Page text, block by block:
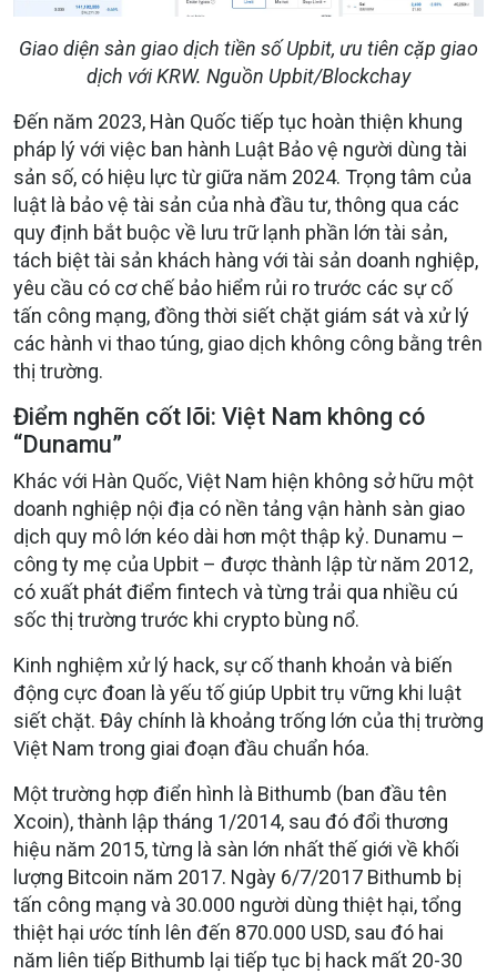
Giao diện sàn giao dịch tiền số Upbit, ưu tiên cặp giao
dịch với KRW. Nguồn Upbit/Blockchay
Đến năm 2023, Hàn Quốc tiếp tục hoàn thiện khung
pháp lý với việc ban hành Luật Bảo vệ người dùng tài
sản số, có hiệu lực từ giữa năm 2024. Trọng tâm của
luật là bảo vệ tài sản của nhà đầu tư, thông qua các
quy định bắt buộc về lưu trữ lạnh phần lớn tài sản,
tách biệt tài sản khách hàng với tài sản doanh nghiệp,
yêu cầu có cơ chế bảo hiểm rủi ro trước các sự cố
tấn công mạng, đồng thời siết chặt giám sát và xử lý
các hành vi thao túng, giao dịch không công bằng trên
thị trường.
Điểm nghẽn cốt lõi: Việt Nam không có
“Dunamu”
Khác với Hàn Quốc, Việt Nam hiện không sở hữu một
doanh nghiệp nội địa có nền tảng vận hành sàn giao
dịch quy mô lớn kéo dài hơn một thập kỷ. Dunamu –
công ty mẹ của Upbit – được thành lập từ năm 2012,
có xuất phát điểm fintech và từng trải qua nhiều cú
sốc thị trường trước khi crypto bùng nổ.
Kinh nghiệm xử lý hack, sự cố thanh khoản và biến
động cực đoan là yếu tố giúp Upbit trụ vững khi luật
siết chặt. Đây chính là khoảng trống lớn của thị trường
Việt Nam trong giai đoạn đầu chuẩn hóa.
Một trường hợp điển hình là Bithumb (ban đầu tên
Xcoin), thành lập tháng 1/2014, sau đó đổi thương
hiệu năm 2015, từng là sàn lớn nhất thế giới về khối
lượng Bitcoin năm 2017. Ngày 6/7/2017 Bithumb bị
tấn công mạng và 30.000 người dùng thiệt hại, tổng
thiệt hại ước tính lên đến 870.000 USD, sau đó hai
năm liên tiếp Bithumb lại tiếp tục bị hack mất 20-30